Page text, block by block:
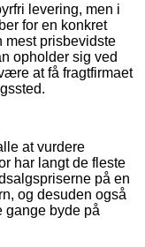
levering, men i
for en konkret
mest prisbevidste
opholder sig ved
at få fragtfirmaet
at vurdere
har langt de fleste
på en
og desuden også
gange byde på